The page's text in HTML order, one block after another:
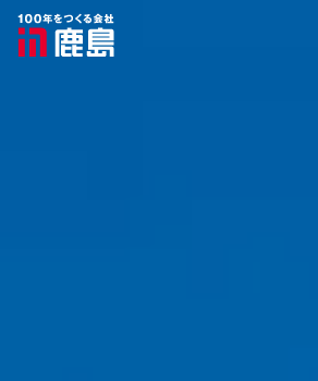
KAJIMAはつくる。